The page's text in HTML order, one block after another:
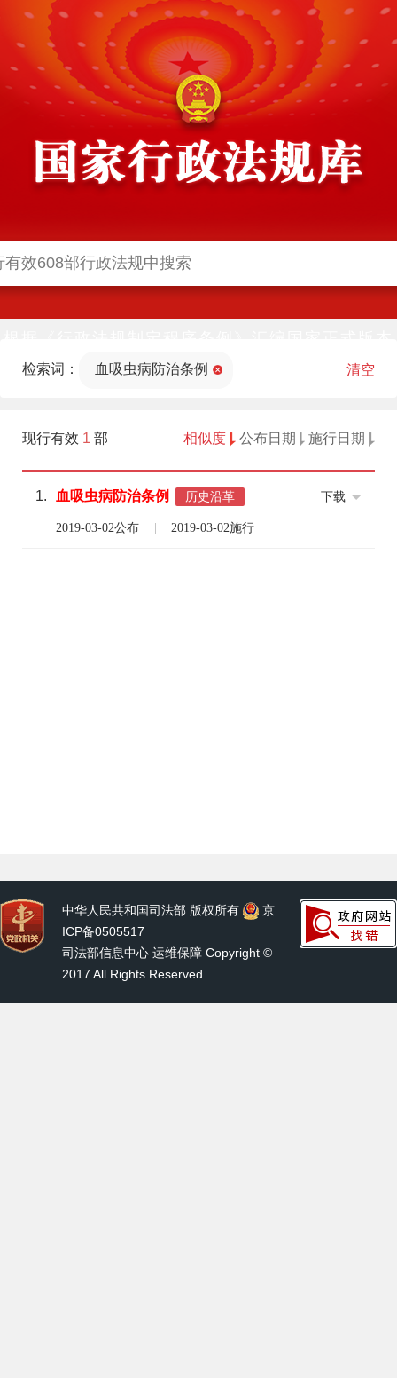
法部官网)同步公布
检索词： 血吸虫病防治条例 清空
现行有效 1 部 相似度 公布日期 施行日期
1. 血 吸虫病防治条例 历史沿革
2019-03-02公布 2019-03-02施行
下载
中华人民共和国司法部 版权所有
京
ICP备0505517
司法部信息中心 运维保障 Copyright ©
2017 All Rights Reserved